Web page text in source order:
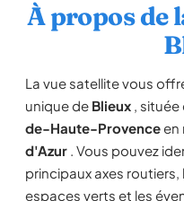
À propos de
La vue satellite vous
unique de Blieux ,
de-Haute-Provenceen
d'Azur . Vous pouvez
principaux axes routiers,
espaces verts et les